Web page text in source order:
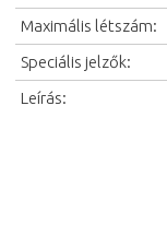
Maximális létszám:
Speciális jelzők:
Leírás: